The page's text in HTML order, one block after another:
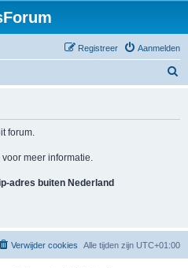
Aanmelden
Registreer
forum.
voor meer informatie.
adres buiten Nederland
Alle tijden zijn UTC+01:00
Verwijder cookies